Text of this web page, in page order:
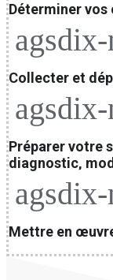
Déterminer
Collecter et
Préparer votre
diagnostic,
Mettre en